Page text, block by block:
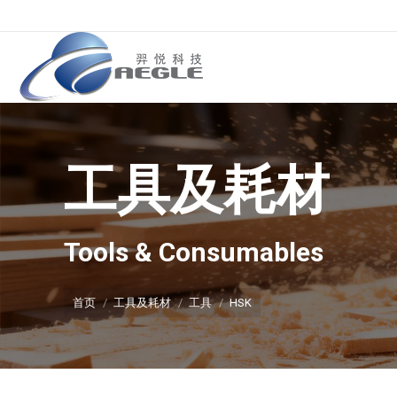
工具及耗材
Tools & Consumables
你在这里：
首页 工具及耗材 工具 HSK